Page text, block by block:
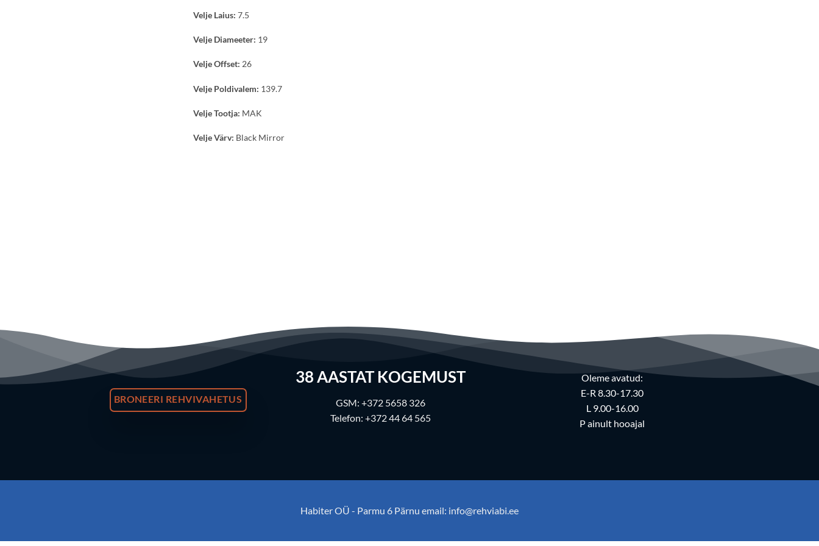
Velje Laius: 7.5
Velje Diameeter: 19
Velje Offset: 26
Velje Poldivalem: 139.7
Velje Tootja: MAK
Velje Värv: Black Mirror
BRONEERI REHVIVAHETUS
38 AASTAT KOGEMUST
GSM: +372 5658 326
Telefon: +372 44 64 565
Oleme avatud:
E-R 8.30-17.30
L 9.00-16.00
P ainult hooajal
Habiter OÜ - Parmu 6 Pärnu email: info@rehviabi.ee